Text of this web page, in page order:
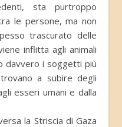
sta purtroppo
le persone, ma non
trascurato delle
inflitta agli animali
davvero i soggetti più
a subire degli
esseri umani e dalla
la Striscia di Gaza